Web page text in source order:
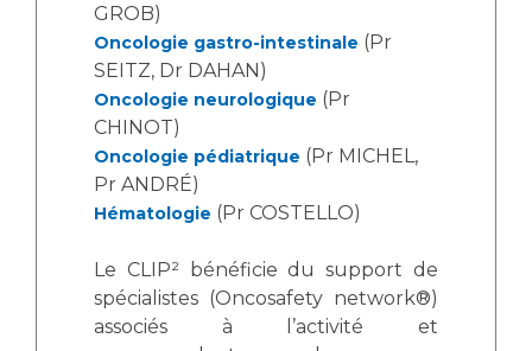
Handicap
Handi 13
Pôle Médecine Physique et Réadaptation
Accueil sourds et malentendants
Charte Romain Jacob
Mouvement Parcours Handicap 13
Activité physique
Plateforme des internes
Professionnels de santé
Adresser un patient
Réseaux de soins
Adresser un examen au Laboratoire de Biologie
Médicale
Radiologie / Imagerie
GROB)
Oncologie gastro-intestinale (Pr
SEITZ, Dr DAHAN)
Oncologie neurologique (Pr
CHINOT)
Oncologie pédiatrique (Pr MICHEL,
Pr ANDRÉ)
Hématologie (Pr COSTELLO)
Le CLIP² bénéficie du support de
spécialistes (Oncosafety network®)
associés à l’activité et